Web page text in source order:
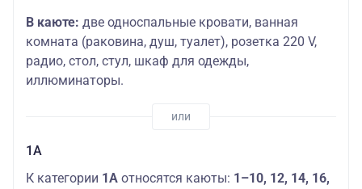
В каюте: две односпальные кровати, ванная
комната (раковина, душ, туалет), розетка 220 V,
радио, стол, стул, шкаф для одежды,
иллюминаторы.
1А
К категории 1А относятся каюты: 1–10, 12, 14, 16,